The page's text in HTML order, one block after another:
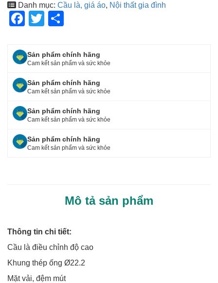
Danh mục: Cầu là, giá áo, Nội thất gia đình
F
c
e
b
o
o
k
T
tt
er
ar
e
Sản phẩm chính hãng
Cam kết sản phẩm và sức khỏe
Sản phẩm chính hãng
Cam kết sản phẩm và sức khỏe
Sản phẩm chính hãng
Cam kết sản phẩm và sức khỏe
Sản phẩm chính hãng
Cam kết sản phẩm và sức khỏe
Mô tả sản phẩm
Thông tin chi tiết:
Cầu là điều chỉnh độ cao
Khung thép ống Ø22.2
Mặt vải, đệm mút